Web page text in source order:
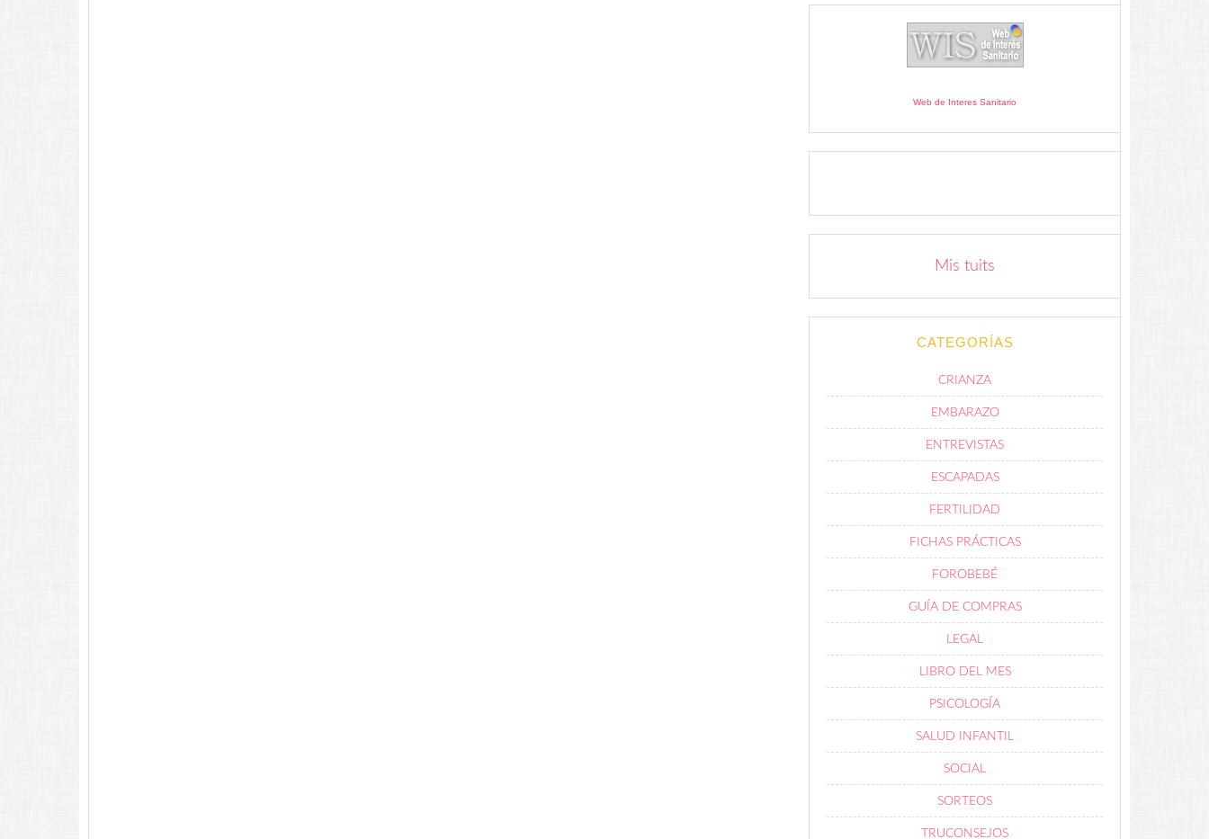
Web de Interes Sanitario
Mis tuits
CATEGORÍAS
CRIANZA
EMBARAZO
ENTREVISTAS
ESCAPADAS
FERTILIDAD
FICHAS PRÁCTICAS
FOROBEBÉ
GUÍA DE COMPRAS
LEGAL
LIBRO DEL MES
PSICOLOGÍA
SALUD INFANTIL
SOCIAL
SORTEOS
TRUCONSEJOS